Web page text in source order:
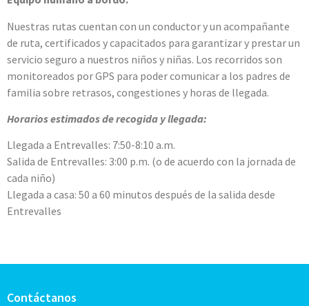
Nuestras rutas cuentan con un conductor y un acompañante
de ruta, certificados y capacitados para garantizar y prestar un
servicio seguro a nuestros niños y niñas. Los recorridos son
monitoreados por GPS para poder comunicar a los padres de
familia sobre retrasos, congestiones y horas de llegada.
Horarios estimados de recogida y llegada:
Llegada a Entrevalles: 7:50-8:10 a.m.
Salida de Entrevalles: 3:00 p.m. (o de acuerdo con la jornada de
cada niño)
Llegada a casa: 50 a 60 minutos después de la salida desde
Entrevalles
Contáctanos